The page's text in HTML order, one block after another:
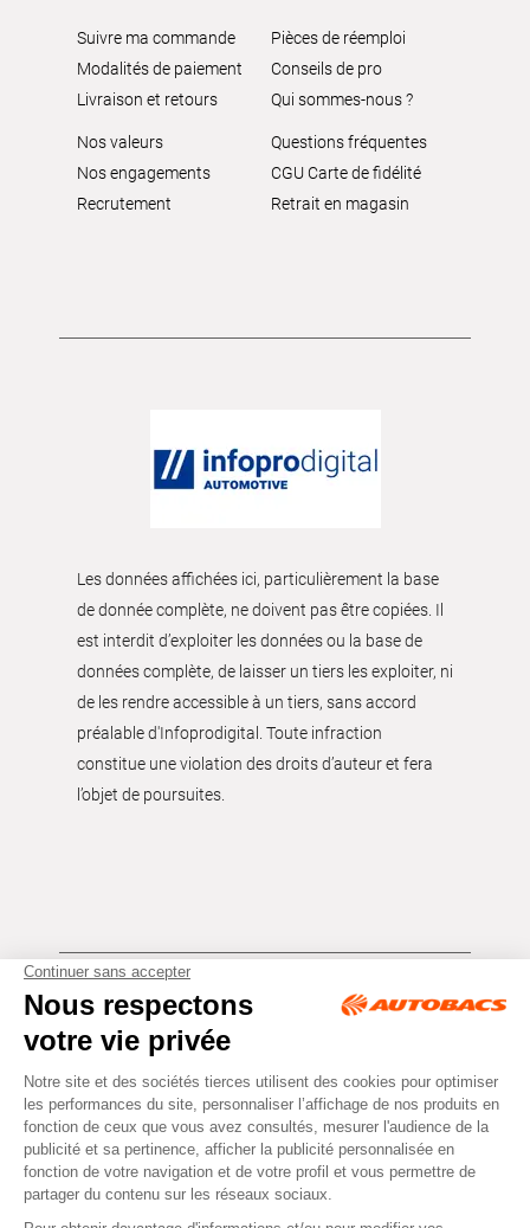
Suivre ma commande
Modalités de paiement
Livraison et retours
Pièces de réemploi
Conseils de pro
Qui sommes-nous ?
Nos valeurs
Nos engagements
Recrutement
Questions fréquentes
CGU Carte de fidélité
Retrait en magasin
Les données affichées ici, particulièrement la base
de donnée complète, ne doivent pas être copiées. Il
est interdit d’exploiter les données ou la base de
données complète, de laisser un tiers les exploiter, ni
de les rendre accessible à un tiers, sans accord
préalable d'Infoprodigital. Toute infraction
constitue une violation des droits d’auteur et fera
l’objet de poursuites.
Tous droits réservés © Autobacs
Mentions légales RGPD
Cookies CGV